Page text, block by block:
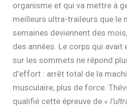
organisme et qui va mettre à
meilleurs ultra-traileurs que le
semaines deviennent des
des années. Le corps qui avait
sur les sommets ne répond
d’effort : arrêt total de la
musculaire, plus de force.
qualifié cette épreuve de «